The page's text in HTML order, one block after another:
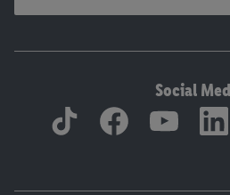
Social